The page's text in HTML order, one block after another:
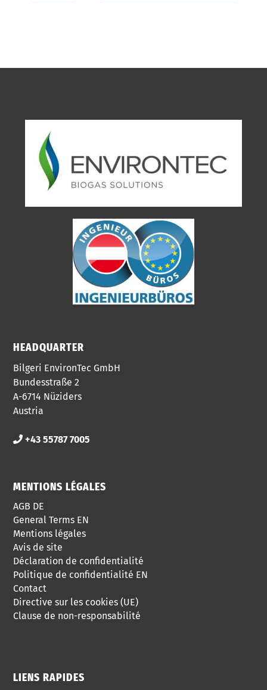
HEADQUARTER
Bilgeri EnvironTec GmbH
Bundesstraße 2
A-6714 Nüziders
Austria
+43 55787 7005
MENTIONS LÉGALES
AGB DE
General Terms EN
Mentions légales
Avis de site
Déclaration de confidentialité
Politique de confidentialité EN
Contact
Directive sur les cookies (UE)
Clause de non-responsabilité
LIENS RAPIDES